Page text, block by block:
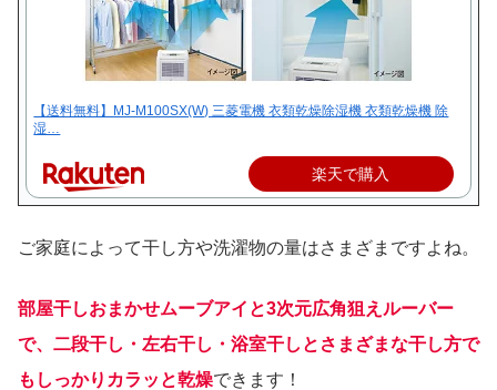
【送料無料】MJ-M100SX(W) 三菱電機 衣類乾燥除湿機 衣類乾燥機 除
湿…
楽天で購入
ご家庭によって干し方や洗濯物の量はさまざまですよね。
部屋干しおまかせムーブアイと3次元広角狙えルーバー
で、二段干し・左右干し・浴室干しとさまざまな干し方で
もしっかりカラッと乾燥できます！